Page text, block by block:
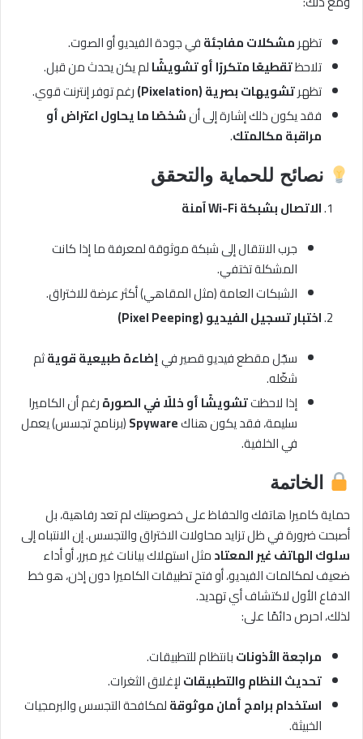
تظهرمشكلات مفاجئةفي جودة الفيديو أو الصوت.
تلاحظتقطيعًا متكررًا أو تشويشًالم يكن يحدث من قبل.
تظهرتشويهات بصرية (Pixelation)
رغم توفر إنترنت قوي.
فقد يكون ذلك إشارة إلى أنشخصًا ما يحاول اعتراض أو
مراقبة مكالمتك.
نصائح للحماية والتحقق
الاتصال بشبكة Wi-Fi آمنة
جرب الانتقال إلى شبكة موثوقة لمعرفة ما إذا كانت
المشكلة تختفي.
الشبكات العامة (مثل المقاهي) أكثر عرضة للاختراق.
اختبار تسجيل الفيديو (Pixel Peeping)
سجّل مقطع فيديو قصير فيإضاءة طبيعية قويةثم
شغّله.
إذا لاحظتتشويشًا أو خللًا في الصورةرغم أن الكاميرا
سليمة، فقد يكون هناكSpyware(برنامج تجسس) يعمل
في الخلفية.
الخاتمة
حماية كاميرا هاتفك والحفاظ على خصوصيتك لم تعد رفاهية، بل
أصبحت ضرورة في ظل تزايد محاولات الاختراق والتجسس. إن الانتباه إلى
سلوك الهاتف غير المعتادمثل استهلاك بيانات غير مبرر، أو أداء
ضعيف لمكالمات الفيديو، أو فتح تطبيقات الكاميرا دون إذن، هو خط
الدفاع الأول لاكتشاف أي تهديد.
لذلك، احرص دائمًا على:
مراجعة الأذوناتبانتظام للتطبيقات.
تحديث النظام والتطبيقاتلإغلاق الثغرات.
استخدام برامج أمان موثوقةلمكافحة التجسس والبرمجيات
الخبيثة.